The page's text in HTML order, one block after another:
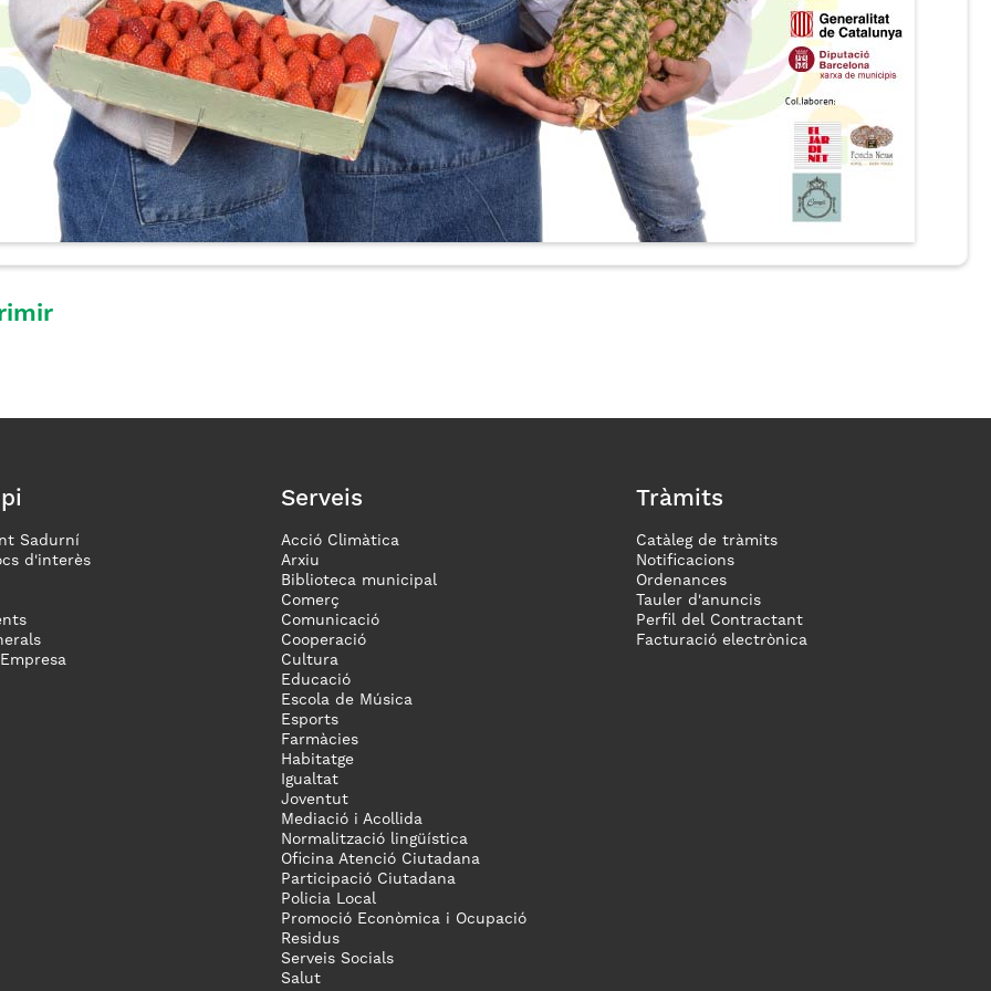
Sadurní
d'interès
Serveis
Acció Climàtica
Arxiu
Biblioteca municipal
Comerç
Comunicació
Cooperació
Cultura
Educació
Escola de Música
Esports
Farmàcies
Habitatge
Igualtat
Joventut
Mediació i Acollida
Normalització lingüística
Oficina Atenció Ciutadana
Participació Ciutadana
Policia Local
Promoció Econòmica i Ocupació
Residus
Serveis Socials
Salut
Tràmits
Catàleg de tràmits
Notificacions
Ordenances
Tauler d'anuncis
Perfil del Contractant
Facturació electrònica